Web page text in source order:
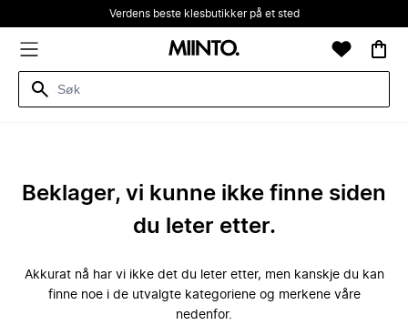
Verdens beste klesbutikker på et sted
Beklager, vi kunne ikke finne siden
du leter etter.
Akkurat nå har vi ikke det du leter etter, men kanskje du kan
finne noe i de utvalgte kategoriene og merkene våre
nedenfor.